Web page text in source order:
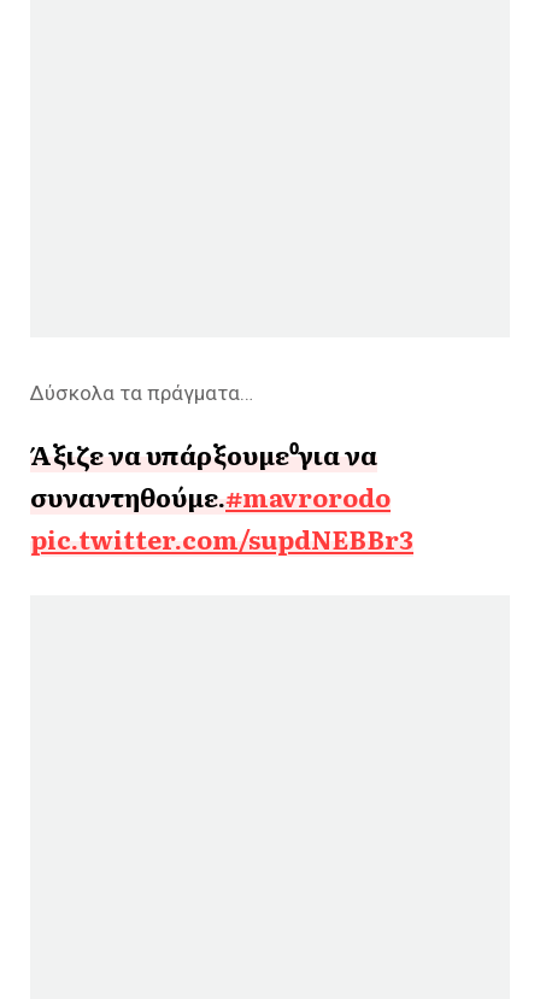
Δύσκολα τα πράγματα…
Άξιζε να υπάρξουμε⁰για να
συναντηθούμε.#mavrorodo
pic.twitter.com/supdNEBBr3